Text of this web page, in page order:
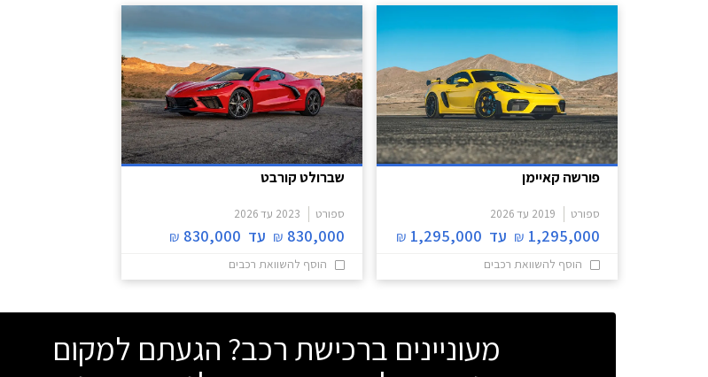
פורשה קאיימן
ספורט 2019 עד2026
1,295,000
₪ עד 1,295,000
₪
הוסף להשוואת רכבים
שברולט קורבט
ספורט 2023 עד2026
830,000
₪ עד 830,000
₪
הוסף להשוואת רכבים
מעוניינים ברכישת רכב? הגעתם למקום